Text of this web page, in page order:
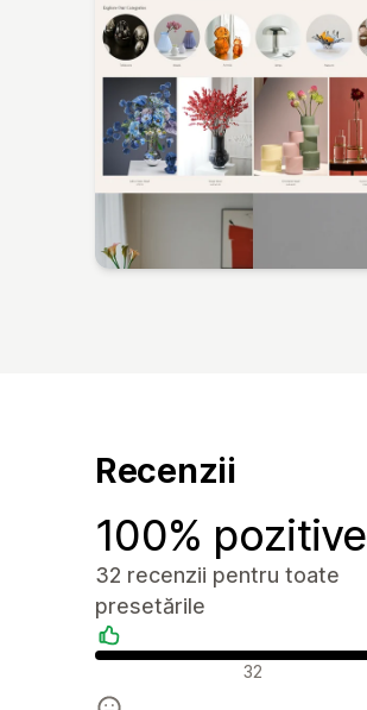
Recenzii
100% pozitive
32 recenzii pentru toate
presetările
Recenzii pozitive32